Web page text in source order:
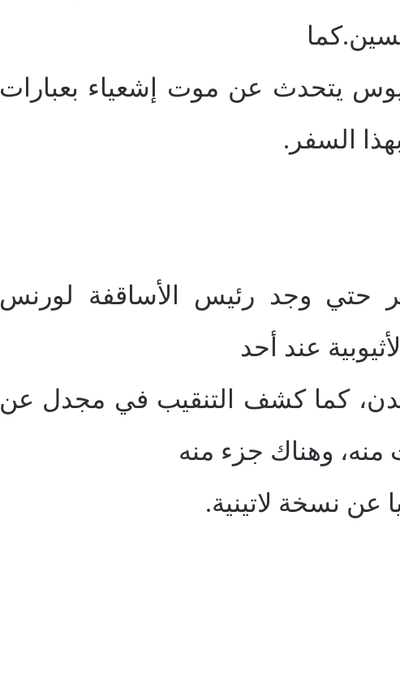
يتحدث عن موت إشعياء بعبارات
السفر.
حتي وجد رئيس الأساقفة لورنس
عند أحد
كما كشف التنقيب في مجدل عن
وهناك جزء منه
عن نسخة لاتينية.